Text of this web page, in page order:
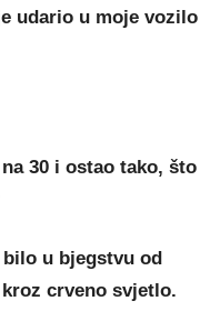
udario u moje vozilo
30 i ostao tako, što
u bjegstvu od
crveno svjetlo.